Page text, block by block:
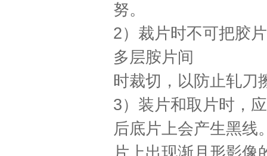
努。
2）裁片时不可把胶
多层胺片间
时裁切，以防止轧刀
3）装片和取片时，
后底片上会产生黑线
片上出现渐月形影像